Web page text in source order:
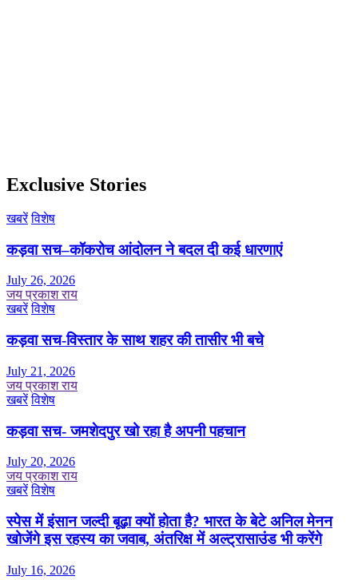
Exclusive Stories
खबरें विशेष
कड़वा सच–कॉकरोच आंदोलन ने बदल दी कई धारणाएं
July 26, 2026
जय प्रकाश राय
खबरें विशेष
कड़वा सच-विस्तार के साथ शहर की तासीर भी बचे
July 21, 2026
जय प्रकाश राय
खबरें विशेष
कड़वा सच- जमशेदपुर खो रहा है अपनी पहचान
July 20, 2026
जय प्रकाश राय
खबरें विशेष
स्पेस में इंसान जल्दी बूढ़ा क्यों होता है? भारत के बेटे अनिल मेनन
खोजेंगे इस रहस्य का जवाब, अंतरिक्ष में अल्ट्रासाउंड भी करेंगे
July 16, 2026